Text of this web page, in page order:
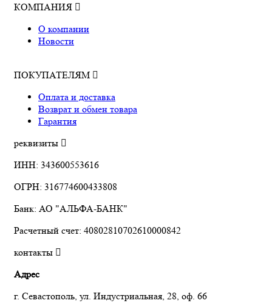
КОМПАНИЯ
О компании
Новости
ПОКУПАТЕЛЯМ
Оплата и доставка
Возврат и обмен товара
Гарантия
реквизиты
ИНН: 343600553616
ОГРН: 316774600433808
Банк: АО "АЛЬФА-БАНК"
Расчетный счет: 40802810702610000842
контакты
Адрес
г. Севастополь, ул. Индустриальная, 28, оф. 66